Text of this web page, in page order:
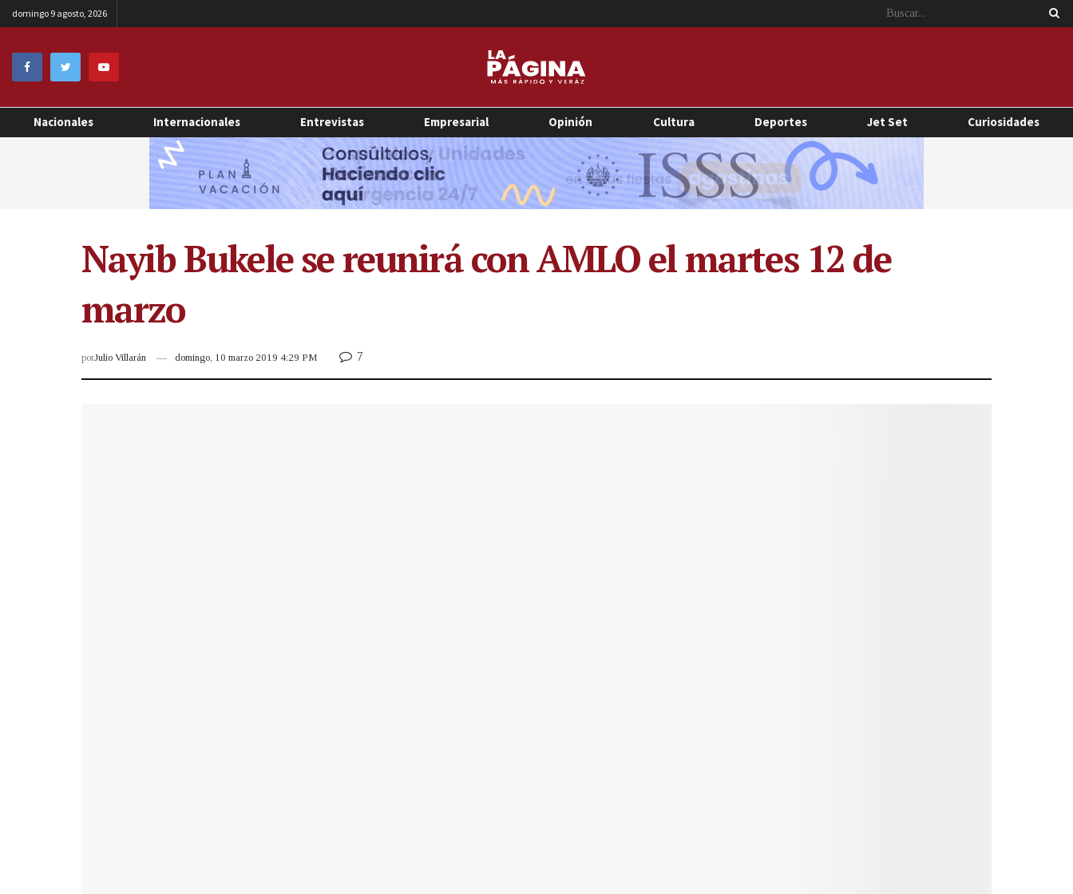
domingo 9 agosto, 2026
Nacionales Internacionales Entrevistas Empresarial Opinión Cultura Deportes Jet Set Curiosidades
Nayib Bukele se reunirá con AMLO el martes 12 de
marzo
porJulio Villarán domingo, 10 marzo 2019 4:29 PM 7